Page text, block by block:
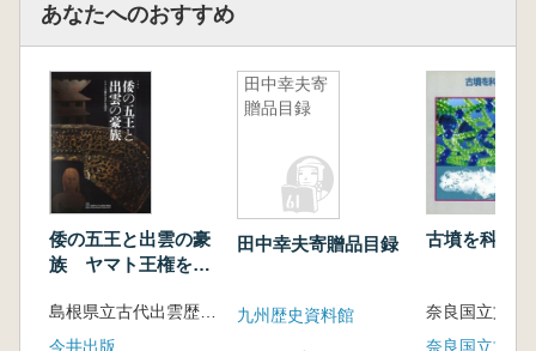
あなたへのおすすめ
倭の五王と出雲の豪
族 ヤマト王権を支
今井出版
田中幸夫寄
贈品目録
田中幸夫寄贈品目録
九州歴史資料館
古墳を科学